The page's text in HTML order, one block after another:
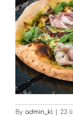
By admin_kl | 23